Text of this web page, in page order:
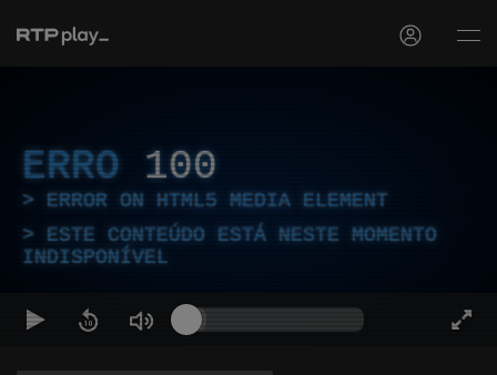
ERRO 100
ERROR ON HTML5 MEDIA ELEMENT
ESTE CONTEÚDO ESTÁ NESTE MOMENTO
INDISPONÍVEL